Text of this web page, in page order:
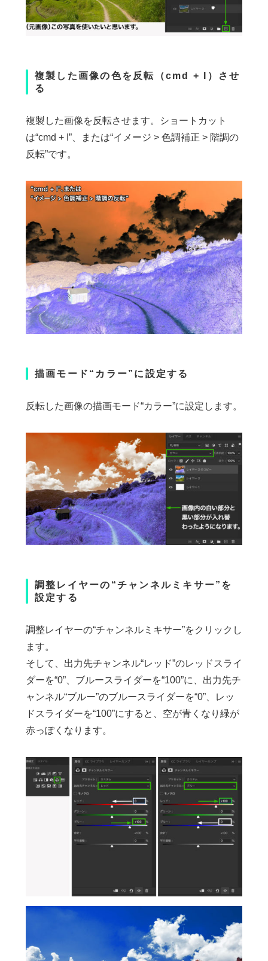
複製した画像の色を反転（cmd + I）させ
る
複製した画像を反転させます。ショートカット
は“cmd + I”、または“イメージ > 色調補正 > 階調の
反転”です。
描画モード“カラー”に設定する
反転した画像の描画モード“カラー”に設定します。
調整レイヤーの“チャンネルミキサー”を
設定する
調整レイヤーの“チャンネルミキサー”をクリックし
ます。
そして、出力先チャンネル“レッド”のレッドスライ
ダーを“0”、ブルースライダーを“100”に、出力先チ
ャンネル“ブルー”のブルースライダーを“0”、レッ
ドスライダーを“100”にすると、空が青くなり緑が
赤っぽくなります。